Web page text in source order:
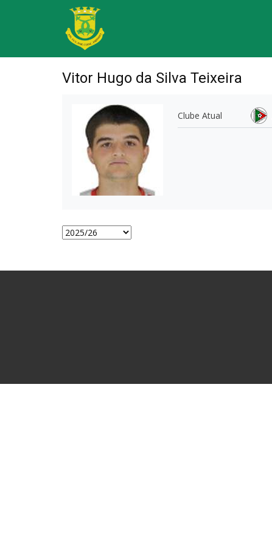
Vitor Hugo da Silva Teixeira
Clube Atual